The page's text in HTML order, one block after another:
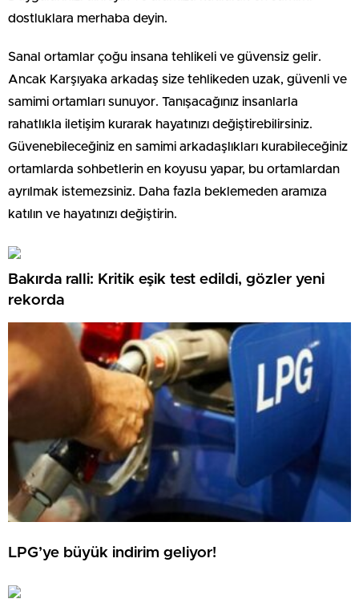
dostluklara merhaba deyin.
Sanal ortamlar çoğu insana tehlikeli ve güvensiz gelir.
Ancak Karşıyaka arkadaş size tehlikeden uzak, güvenli ve
samimi ortamları sunuyor. Tanışacağınız insanlarla
rahatlıkla iletişim kurarak hayatınızı değiştirebilirsiniz.
Güvenebileceğiniz en samimi arkadaşlıkları kurabileceğiniz
ortamlarda sohbetlerin en koyusu yapar, bu ortamlardan
ayrılmak istemezsiniz. Daha fazla beklemeden aramıza
katılın ve hayatınızı değiştirin.
Bakırda ralli: Kritik eşik test edildi, gözler yeni
rekorda
LPG’ye büyük indirim geliyor!